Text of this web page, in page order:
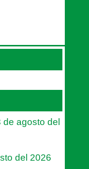
agosto del
del 2026